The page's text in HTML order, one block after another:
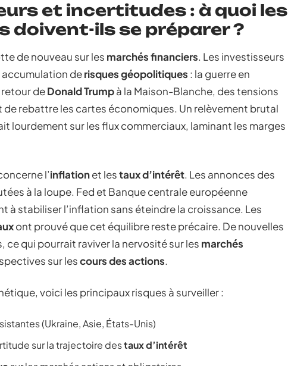
et incertitudes : à quoi les
doivent-ils se préparer ?
de nouveau sur les marchés financiers. Les investisseurs
derisques géopolitiques : la guerre en
retour deDonald Trumpà la Maison-Blanche, des tensions
rebattre les cartes économiques. Un relèvement brutal
lourdement sur les flux commerciaux, laminant les marges
l’inflationet lestaux d’intérêt. Les annonces des
à la loupe. Fed et Banque centrale européenne
à stabiliser l’inflation sans éteindre la croissance. Les
ont prouvé que cet équilibre reste précaire. De nouvelles
ce qui pourrait raviver la nervosité sur les marchés
sur lescours des actions.
voici les principaux risques à surveiller :
(Ukraine, Asie, États-Unis)
sur la trajectoire destaux d’intérêt